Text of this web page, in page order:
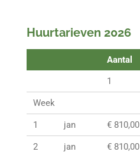
Huurtarieven 2026
Aantal
1
Week
1 jan € 810,00
2 jan € 810,00